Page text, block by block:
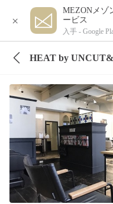
×
MEZONメゾ
ービス
入手 - Google
HEAT by